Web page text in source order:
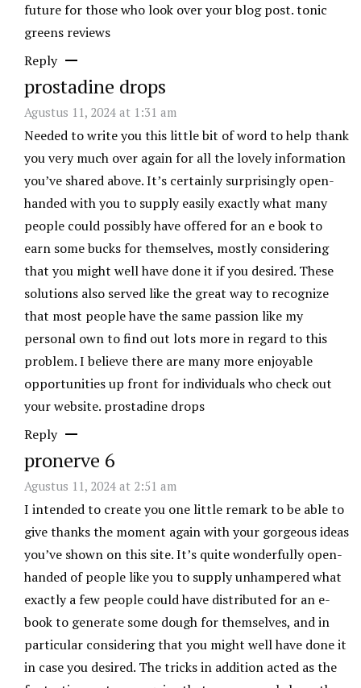
future for those who look over your blog post.tonic
greens reviews
Reply
prostadine drops
Agustus 11, 2024 at 1:31 am
Needed to write you this little bit of word to help thank
you very much over again for all the lovely information
you’ve shared above. It’s certainly surprisingly open-
handed with you to supply easily exactly what many
people could possibly have offered for an e book to
earn some bucks for themselves, mostly considering
that you might well have done it if you desired. These
solutions also served like the great way to recognize
that most people have the same passion like my
personal own to find out lots more in regard to this
problem. I believe there are many more enjoyable
opportunities up front for individuals who check out
your website. prostadine drops
Reply
pronerve 6
Agustus 11, 2024 at 2:51 am
I intended to create you one little remark to be able to
give thanks the moment again with your gorgeous ideas
you’ve shown on this site. It’s quite wonderfully open-
handed of people like you to supply unhampered what
exactly a few people could have distributed for an e-
book to generate some dough for themselves, and in
particular considering that you might well have done it
in case you desired. The tricks in addition acted as the